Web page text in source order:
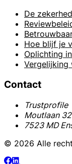
De
Hoe blijf je
Oplichting
Vergelijking
Contact
Trustprofile
Moutlaan 32
7523 MD
© 2026 Alle